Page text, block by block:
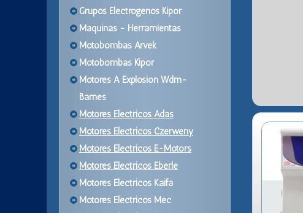
Grupos Electrogenos Kipor
Maquinas - Herramientas
Motobombas Arvek
Motobombas Kipor
Motores A Explosion Wdm-
Barnes
Motores Electricos Adas
Motores Electricos Czerweny
Motores Electricos E-Motors
Motores Electricos Eberle
Motores Electricos Kaifa
Motores Electricos Mec